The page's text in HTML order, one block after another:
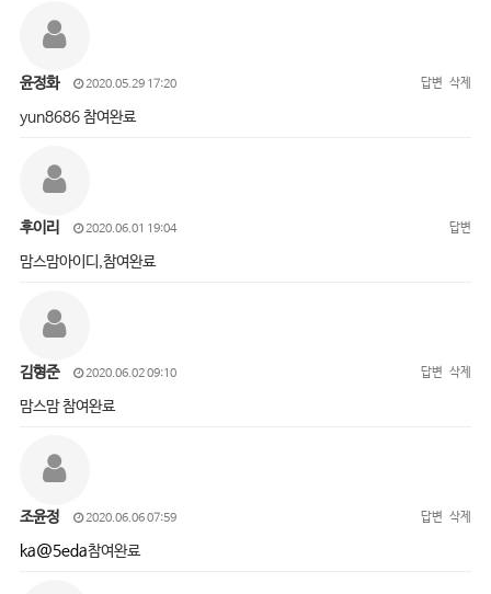
윤정화 2020.05.29 17:20 답변 삭제
yun8686 참여완료
후이리 2020.06.01 19:04 답변
맘스맘아이디,참여완료
김형준 2020.06.02 09:10 답변 삭제
맘스맘 참여완료
조윤정 2020.06.06 07:59 답변 삭제
ka@5eda참여완료